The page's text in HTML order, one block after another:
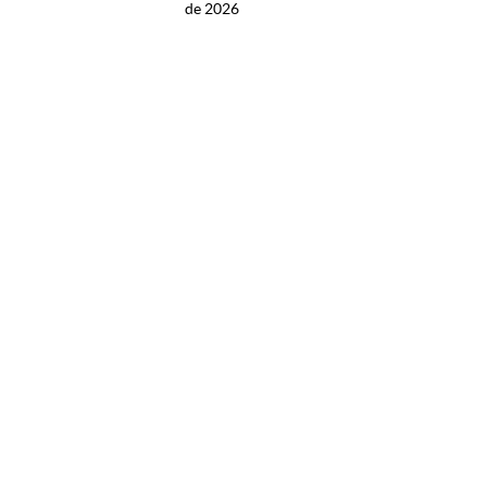
de 2026